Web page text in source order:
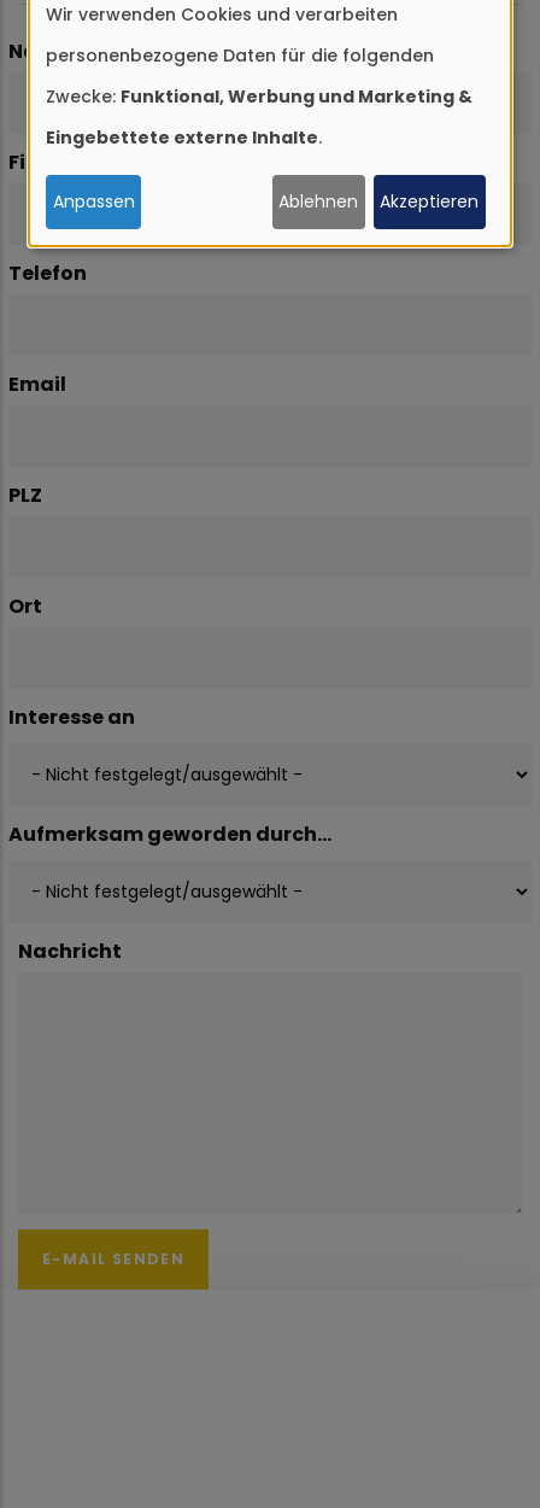
Name
Firma
Telefon
Email
PLZ
Ort
Interesse an
Aufmerksam geworden durch...
Nachricht
Verwendung
von
personenbezogenen
Daten
und
Cookies
Wir verwenden Cookies und verarbeiten
personenbezogene Daten für die folgenden
Zwecke: Funktional, Werbung und Marketing &
Eingebettete externe Inhalte.
Anpassen Ablehnen Akzeptieren